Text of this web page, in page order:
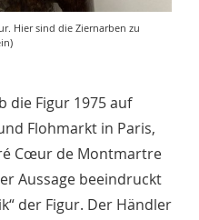
Hier sind die Ziernarben zu
die Figur 1975 auf
Flohmarkt in Paris,
Cœur de Montmartre
Aussage beeindruckt
der Figur. Der Händler